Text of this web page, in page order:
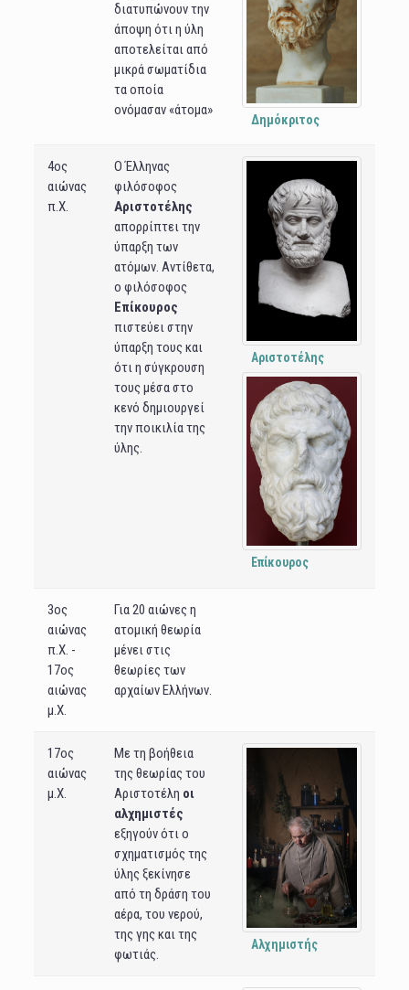
διατυπώνουν την
άποψη ότι η ύλη
αποτελείται από
μικρά σωματίδια
τα οποία
ονόμασαν «άτομα»
Δημόκριτος
4ος
αιώνας
π.Χ.
Ο Έλληνας
φιλόσοφος
Αριστοτέλης
απορρίπτει την
ύπαρξη των
ατόμων. Αντίθετα,
ο φιλόσοφος
Επίκουρος
πιστεύει στην
ύπαρξη τους και
ότι η σύγκρουση
τους μέσα στο
κενό δημιουργεί
την ποικιλία της
ύλης.
Αριστοτέλης
Επίκουρος
3ος
αιώνας
π.Χ. -
17ος
αιώνας
μ.Χ.
Για 20 αιώνες η
ατομική θεωρία
μένει στις
θεωρίες των
αρχαίων Ελλήνων.
17ος
αιώνας
μ.Χ.
Με τη βοήθεια
της θεωρίας του
Αριστοτέλη οι
αλχημιστές
εξηγούν ότι ο
σχηματισμός της
ύλης ξεκίνησε
από τη δράση του
αέρα, του νερού,
της γης και της
φωτιάς.
Αλχημιστής